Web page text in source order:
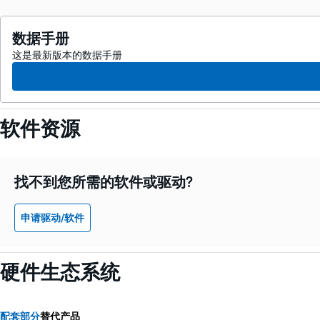
数据手册
这是最新版本的数据手册
软件资源
找不到您所需的软件或驱动?
申请驱动/软件
硬件生态系统
配套部分替代产品